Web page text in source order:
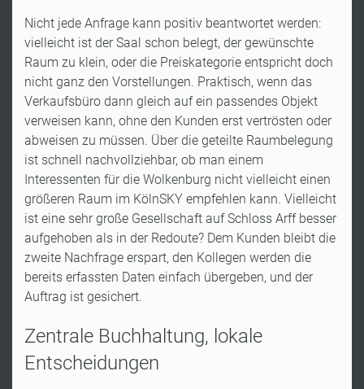
Nicht jede Anfrage kann positiv beantwortet werden:
vielleicht ist der Saal schon belegt, der gewünschte
Raum zu klein, oder die Preiskategorie entspricht doch
nicht ganz den Vorstellungen. Praktisch, wenn das
Verkaufsbüro dann gleich auf ein passendes Objekt
verweisen kann, ohne den Kunden erst vertrösten oder
abweisen zu müssen. Über die geteilte Raumbelegung
ist schnell nachvollziehbar, ob man einem
Interessenten für die Wolkenburg nicht vielleicht einen
größeren Raum im KölnSKY empfehlen kann. Vielleicht
ist eine sehr große Gesellschaft auf Schloss Arff besser
aufgehoben als in der Redoute? Dem Kunden bleibt die
zweite Nachfrage erspart, den Kollegen werden die
bereits erfassten Daten einfach übergeben, und der
Auftrag ist gesichert.
Zentrale Buchhaltung, lokale
Entscheidungen